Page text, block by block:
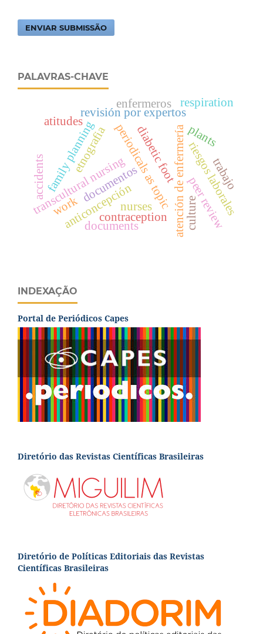
ENVIAR SUBMISSÃO
PALAVRAS-CHAVE
documentosperiodicals as topic
revisión por expertos
transcultural nursing atención de enfermería
family planning
contraception
anticoncepción peer review
documents
nurses
enfermeros
accidents riesgos laborales
diabetic foot
respiration
etnografia
atitudes
culture
plants
work
trabajo
INDEXAÇÃO
Portal de Periódicos Capes
Diretório das Revistas Científicas Brasileiras
Diretório de Políticas Editoriais das Revistas
Científicas Brasileiras